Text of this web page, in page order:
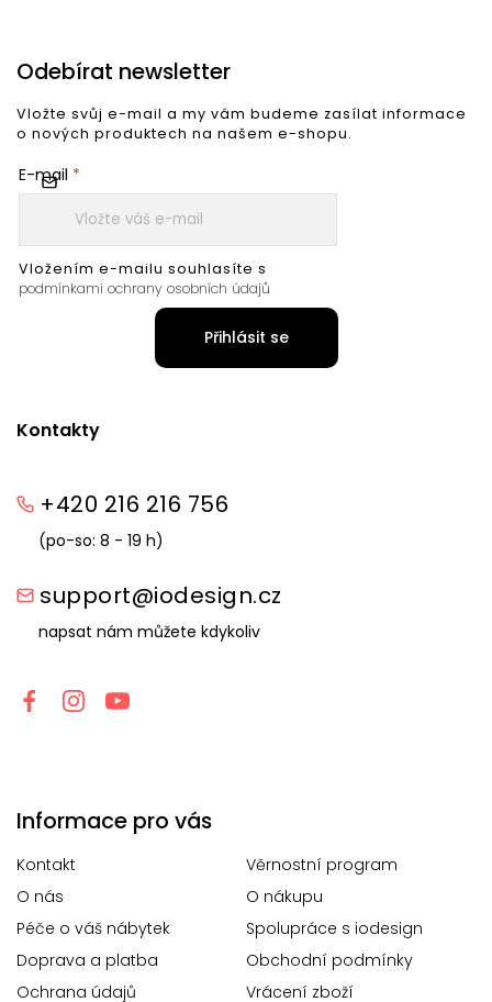
Kontakty
+420 216 216 756
(po-so: 8 - 19 h)
support@iodesign.cz
napsat nám můžete kdykoliv
Informace pro vás
Kontakt
Věrnostní program
O nás
O nákupu
Péče o váš nábytek
Spolupráce s iodesign
Doprava a platba
Obchodní podmínky
Ochrana údajů
Vrácení zboží
Odebírat newsletter
Vložte svůj e-mail a my vám budeme zasílat informace
o nových produktech na našem e-shopu.
E-mail
Vložením e-mailu souhlasíte s
podmínkami ochrany osobních údajů
Přihlásit se